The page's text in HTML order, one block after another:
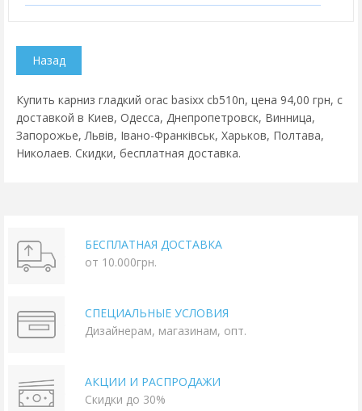
Купить карниз гладкий orac basixx cb510n, цена 94,00 грн, с
доставкой в Киев, Одесса, Днепропетровск, Винница,
Запорожье, Львів, Івано-Франківськ, Харьков, Полтава,
Николаев. Скидки, бесплатная доставка.
БЕСПЛАТНАЯ ДОСТАВКА
от 10.000грн.
СПЕЦИАЛЬНЫЕ УСЛОВИЯ
Дизайнерам, магазинам, опт.
АКЦИИ И РАСПРОДАЖИ
Скидки до 30%